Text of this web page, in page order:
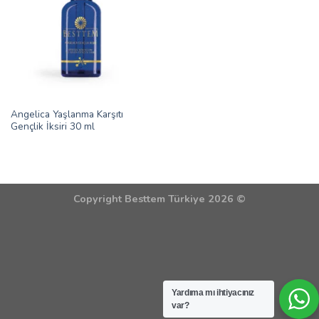
Angelica Yaşlanma Karşıtı
Gençlik İksiri 30 ml
Copyright Besttem Türkiye 2026 ©
Yardıma mı ihtiyacınız
var?